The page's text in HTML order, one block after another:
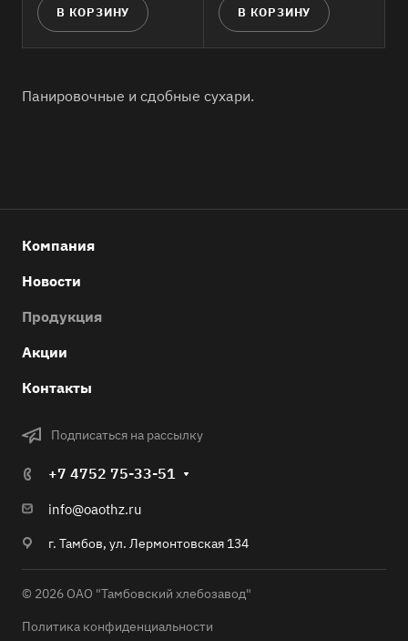
В КОРЗИНУ В КОРЗИНУ
Панировочные и сдобные сухари.
Компания
Новости
Продукция
Акции
Контакты
Подписаться на рассылку
+7 4752 75-33-51
info@oaothz.ru
г. Тамбов, ул. Лермонтовская 134
© 2026 ОАО "Тамбовский хлебозавод"
Политика конфиденциальности